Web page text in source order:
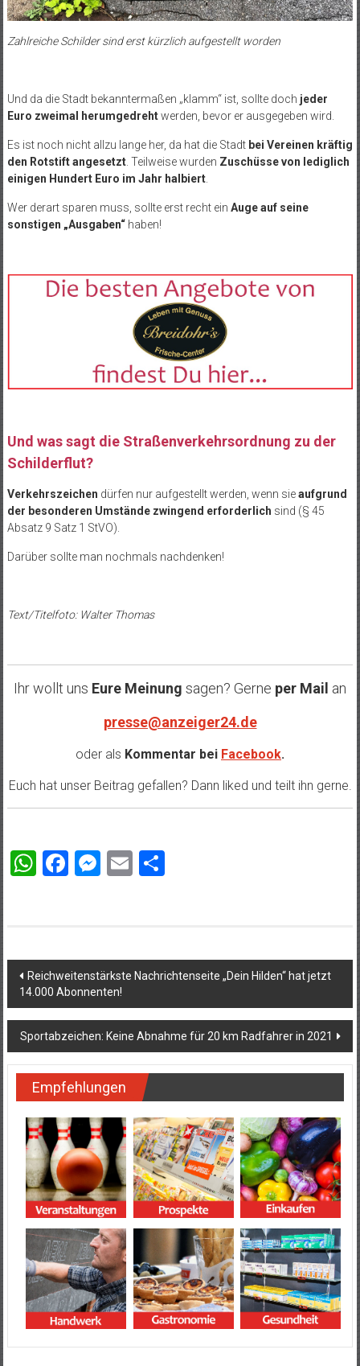
Zahlreiche Schilder sind erst kürzlich aufgestellt worden
Und da die Stadt bekanntermaßen „klamm“ ist, sollte doch jeder
Euro zweimal herumgedrehtwerden, bevor er ausgegeben wird.
Es ist noch nicht allzu lange her, da hat die Stadt bei Vereinen kräftig
den Rotstift angesetzt. Teilweise wurden Zuschüsse von lediglich
einigen Hundert Euro im Jahr halbiert.
Wer derart sparen muss, sollte erst recht ein Auge auf seine
sonstigen „Ausgaben“haben!
Und was sagt die Straßenverkehrsordnung zu der
Schilderflut?
Verkehrszeichen dürfen nur aufgestellt werden, wenn sieaufgrund
der besonderen Umstände zwingend erforderlich sind (§ 45
Absatz 9 Satz 1 StVO).
Darüber sollte man nochmals nachdenken!
Text/Titelfoto: Walter Thomas
Ihr wollt uns Eure Meinung sagen? Gerne per Mail an
presse@anzeiger24.de
oder als Kommentar bei Facebook.
Euch hat unser Beitrag gefallen? Dann liked und teilt ihn gerne.
WhatsApp
Facebook
Messenger
Email
Beitragsnavigation
Reichweitenstärkste Nachrichtenseite „Dein Hilden“ hat jetzt
14.000 Abonnenten!
Sportabzeichen: Keine Abnahme für 20 km Radfahrer in 2021
Empfehlungen